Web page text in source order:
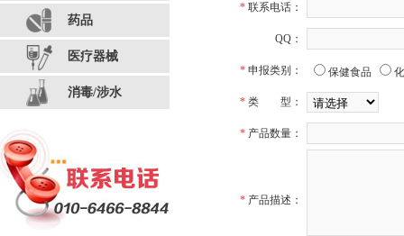
药品
医疗器械
消毒/涉水
* 联系电话：
QQ：
* 申报类别： 保健食品
* 类 型：
* 产品数量：
* 产品描述：